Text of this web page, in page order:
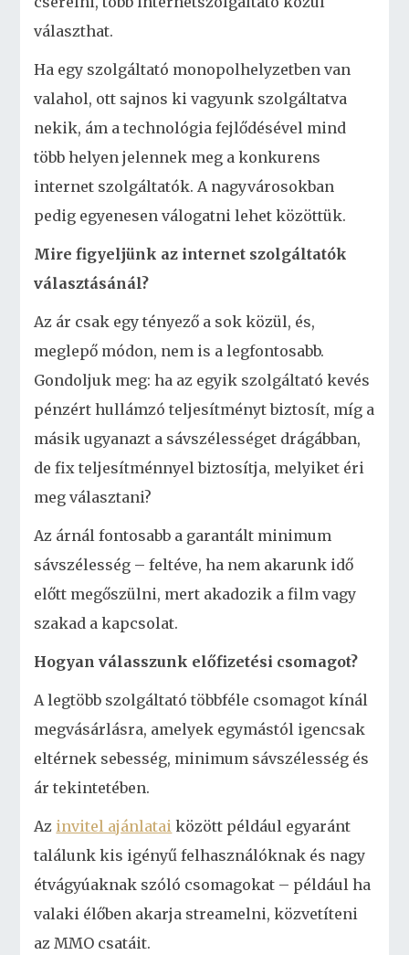
választhat.
Ha egy szolgáltató monopolhelyzetben van
valahol, ott sajnos ki vagyunk szolgáltatva
nekik, ám a technológia fejlődésével mind
több helyen jelennek meg a konkurens
internet szolgáltatók. A nagyvárosokban
pedig egyenesen válogatni lehet közöttük.
Mire figyeljünk az internet szolgáltatók
választásánál?
Az ár csak egy tényező a sok közül, és,
meglepő módon, nem is a legfontosabb.
Gondoljuk meg: ha az egyik szolgáltató kevés
pénzért hullámzó teljesítményt biztosít, míg a
másik ugyanazt a sávszélességet drágábban,
de fix teljesítménnyel biztosítja, melyiket éri
meg választani?
Az árnál fontosabb a garantált minimum
sávszélesség – feltéve, ha nem akarunk idő
előtt megőszülni, mert akadozik a film vagy
szakad a kapcsolat.
Hogyan válasszunk előfizetési csomagot?
A legtöbb szolgáltató többféle csomagot kínál
megvásárlásra, amelyek egymástól igencsak
eltérnek sebesség, minimum sávszélesség és
ár tekintetében.
Az invitel ajánlatai között például egyaránt
találunk kis igényű felhasználóknak és nagy
étvágyúaknak szóló csomagokat – például ha
valaki élőben akarja streamelni, közvetíteni
az MMO csatáit.